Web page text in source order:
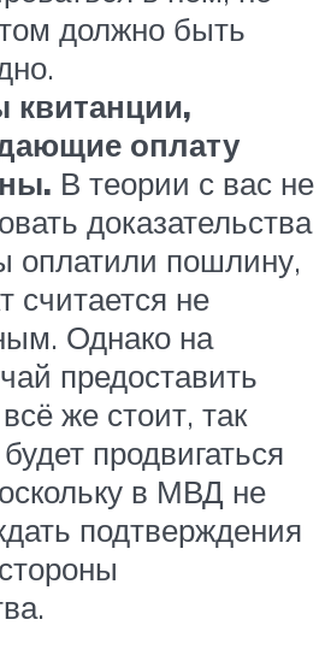
должно быть
квитанции,
оплату
В теории с вас не
доказательства
оплатили пошлину,
считается не
Однако на
предоставить
же стоит, так
продвигаться
в МВД не
подтверждения